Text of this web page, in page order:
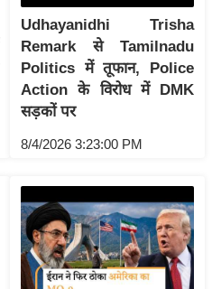
Udhayanidhi Trisha
Remark से Tamilnadu
Politics में तूफान, Police
Action के विरोध में DMK
सड़कों पर
8/4/2026 3:23:00 PM